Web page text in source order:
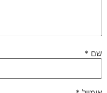
שם *